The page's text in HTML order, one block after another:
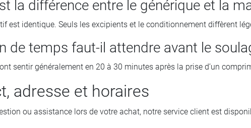
la différence entre le générique et la
est identique. Seuls les excipients et le conditionnement diffèrent
de temps faut-il attendre avant le
sentir généralement en 20 à 30 minutes après la prise d’un
adresse et horaires
ou assistance lors de votre achat, notre service client est